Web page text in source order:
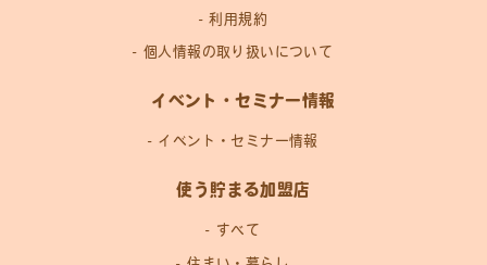
利用規約
個人情報の取り扱いについて
イベント・セミナー情報
イベント・セミナー情報
使う貯まる加盟店
すべて